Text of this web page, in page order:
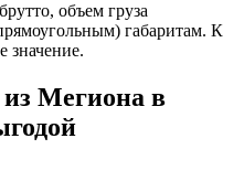
объем груза
габаритам. К
значение.
из Мегиона в